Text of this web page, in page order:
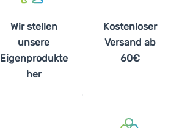
Wir stellen
unsere
Eigenprodukte
her
Kostenloser
Versand ab
60€